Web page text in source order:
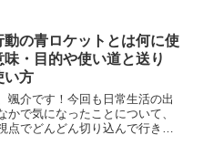
ワイヤルオンラインゲーム『荒
の高級軍資の使い方...
動の青ロケットとは何に使
味・目的や使い道と送り
い方
颯介です！今回も日常生活の出
かで気になったことについて、
点でどんどん切り込んで行きた